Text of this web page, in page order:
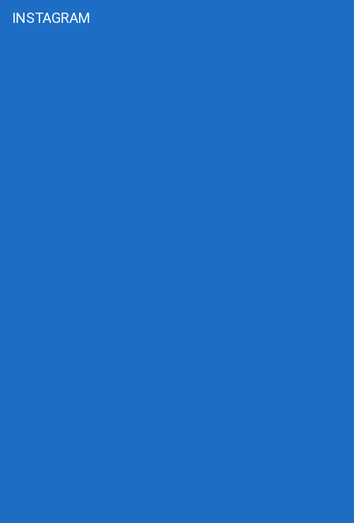
INSTAGRAM